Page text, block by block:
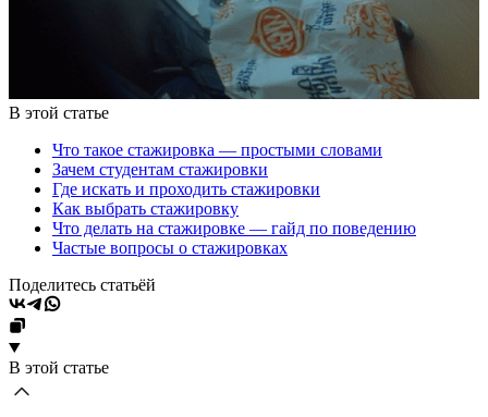
В этой статье
Что такое стажировка — простыми словами
Зачем студентам стажировки
Где искать и проходить стажировки
Как выбрать стажировку
Что делать на стажировке — гайд по поведению
Частые вопросы о стажировках
Поделитесь статьёй
В этой статье